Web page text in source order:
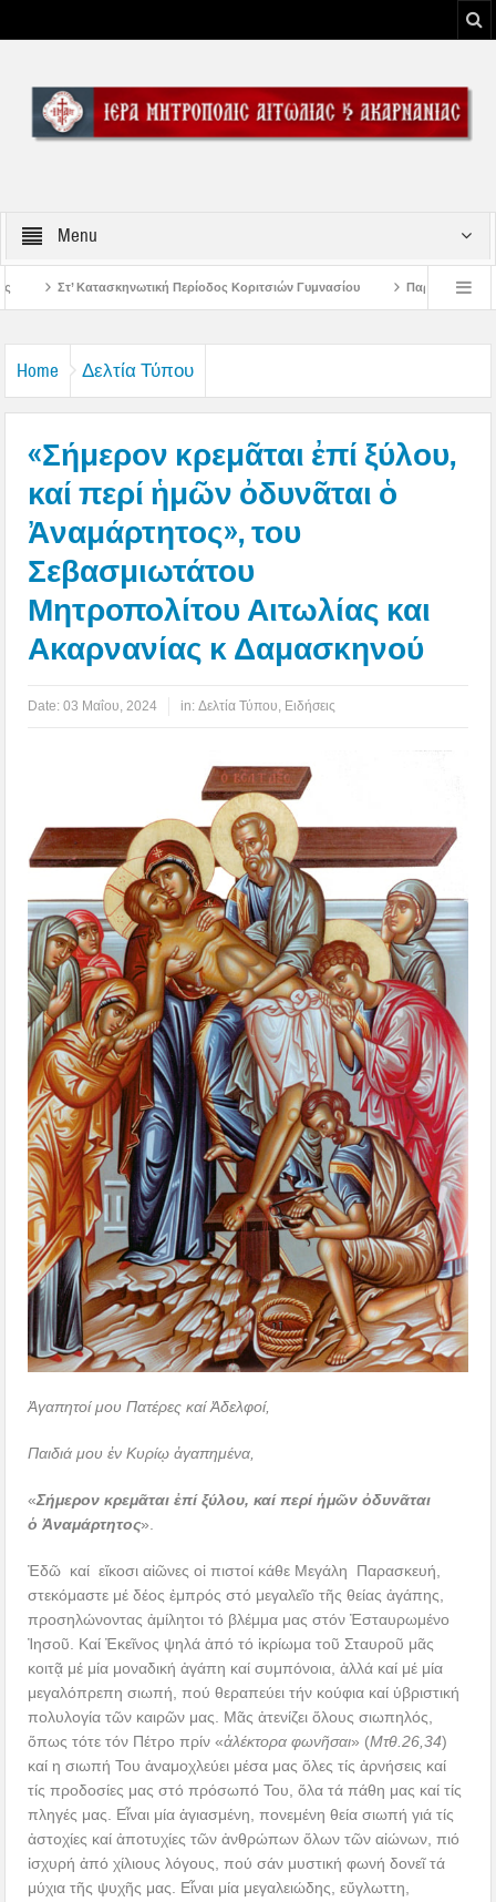
Menu
Περίοδος Κοριτσιών Γυμνασίου Παρακλήσεις πρώτης εβδομάδος
Home Δελτία Τύπου
«Σήμερον κρεμᾶται ἐπί ξύλου,
καί περί ἡμῶν ὀδυνᾶται ὁ
Ἀναμάρτητος», του
Σεβασμιωτάτου
Μητροπολίτου Αιτωλίας και
Ακαρνανίας κ Δαμασκηνού
Date:03 Μαΐου, 2024 in:Δελτία Τύπου Ειδήσεις
Ἀγαπητοί μου Πατέρες καί Ἀδελφοί,
Παιδιά μου ἐν Κυρίῳ ἀγαπημένα,
«Σήμερον κρεμᾶται ἐπί ξύλου, καί περί ἡμῶν ὀδυνᾶται
ὁ Ἀναμάρτητος».
Ἐδῶ καί εἴκοσι αἰῶνες οἱ πιστοί κάθε Μεγάλη Παρασκευή,
στεκόμαστε μέ δέος ἐμπρός στό μεγαλεῖο τῆς θείας ἀγάπης,
προσηλώνοντας ἀμίλητοι τό βλέμμα μας στόν Ἐσταυρωμένο
Ἰησοῦ. Καί Ἐκεῖνος ψηλά ἀπό τό ἰκρίωμα τοῦ Σταυροῦ μᾶς
κοιτᾷ μέ μία μοναδική ἀγάπη καί συμπόνοια, ἀλλά καί μέ μία
μεγαλόπρεπη σιωπή, πού θεραπεύει τήν κούφια καί ὑβριστική
πολυλογία τῶν καιρῶν μας. Μᾶς ἀτενίζει ὅλους σιωπηλός,
ὅπως τότε τόν Πέτρο πρίν «ἀλέκτορα φωνῆσαι» (Μτθ.26,34)
καί η σιωπή Του ἀναμοχλεύει μέσα μας ὅλες τίς ἀρνήσεις καί
τίς προδοσίες μας στό πρόσωπό Του, ὅλα τά πάθη μας καί τίς
πληγές μας. Εἶναι μία ἁγιασμένη, πονεμένη θεία σιωπή γιά τίς
ἀστοχίες καί ἀποτυχίες τῶν ἀνθρώπων ὅλων τῶν αἰώνων, πιό
ἰσχυρή ἀπό χίλιους λόγους, πού σάν μυστική φωνή δονεῖ τά
μύχια τῆς ψυχῆς μας. Εἶναι μία μεγαλειώδης, εὔγλωττη,